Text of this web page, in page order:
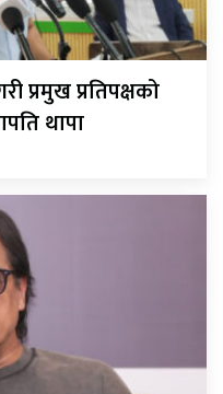
प्रमुख प्रतिपक्षको
थापा